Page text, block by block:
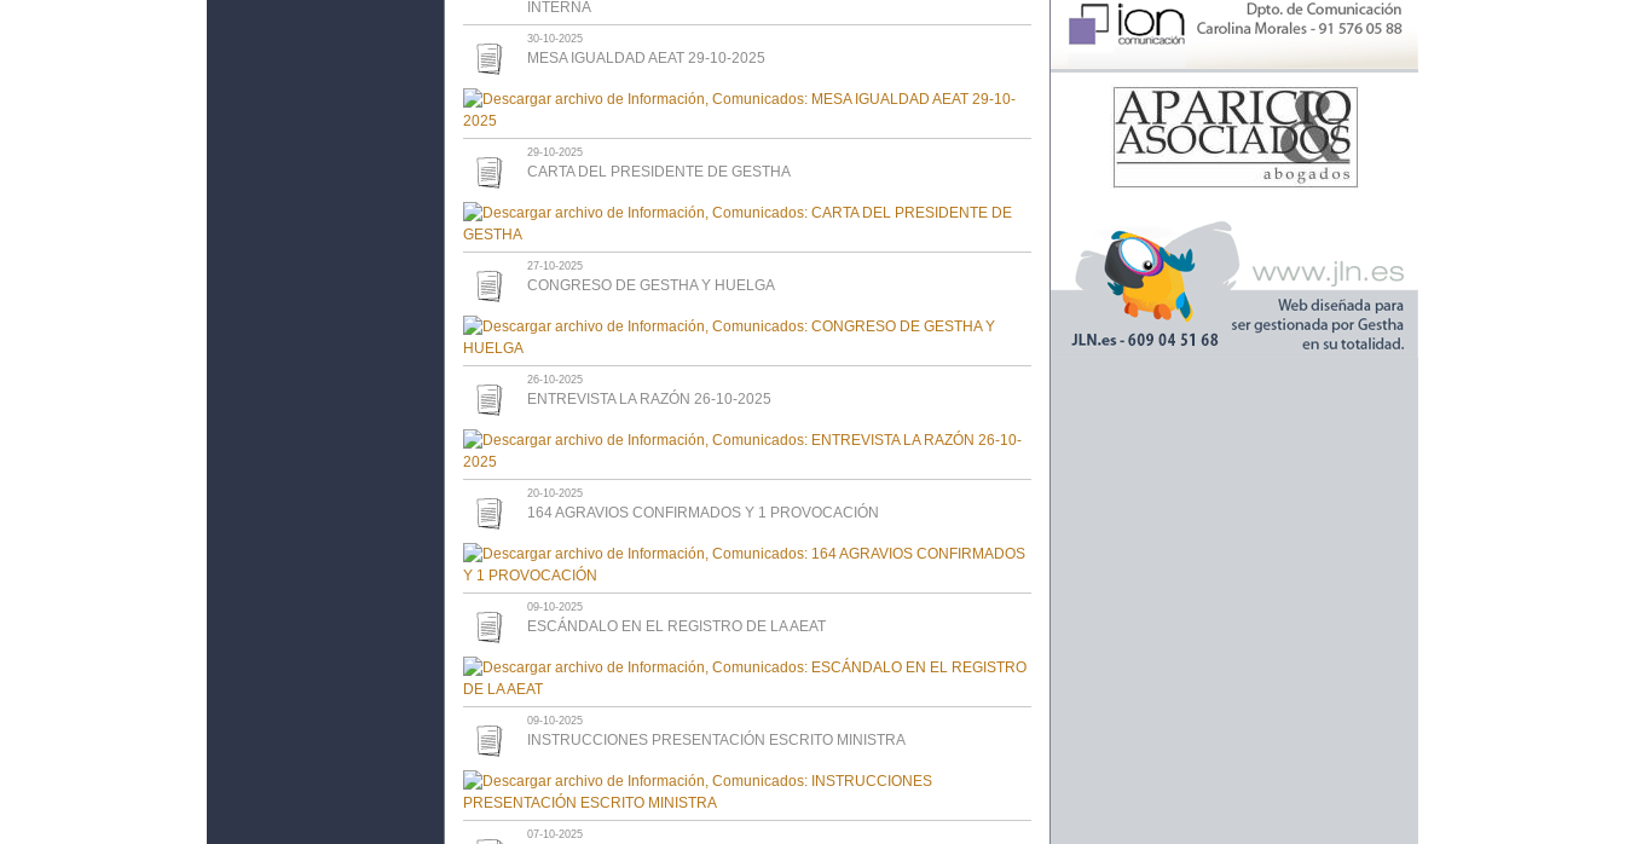
INTERNA
30-10-2025
MESA IGUALDAD AEAT 29-10-2025
29-10-2025
CARTA DEL PRESIDENTE DE GESTHA
27-10-2025
CONGRESO DE GESTHA Y HUELGA
26-10-2025
ENTREVISTA LA RAZÓN 26-10-2025
20-10-2025
164 AGRAVIOS CONFIRMADOS Y 1 PROVOCACIÓN
09-10-2025
ESCÁNDALO EN EL REGISTRO DE LA AEAT
09-10-2025
INSTRUCCIONES PRESENTACIÓN ESCRITO MINISTRA
07-10-2025